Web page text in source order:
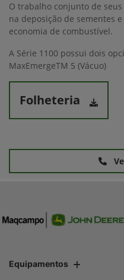
O trabalho conjunto de
na deposição de sementes
economia de combustível.
A Série 1100 possui dois
MaxEmergeTM 5 (Vácuo)
Folheteria
Equipamentos